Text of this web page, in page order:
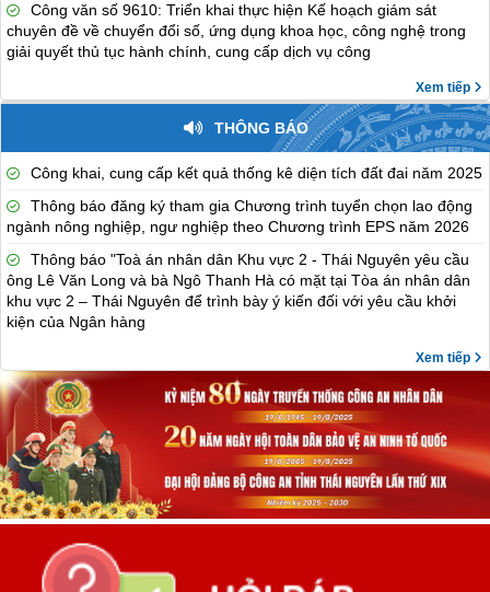
Công văn số 9610: Triển khai thực hiện Kế hoạch giám sát
chuyên đề về chuyển đổi số, ứng dụng khoa học, công nghệ trong
giải quyết thủ tục hành chính, cung cấp dịch vụ công
Xem tiếp
THÔNG BÁO
Công khai, cung cấp kết quả thống kê diện tích đất đai năm 2025
Thông báo đăng ký tham gia Chương trình tuyển chọn lao động
ngành nông nghiệp, ngư nghiệp theo Chương trình EPS năm 2026
Thông báo "Toà án nhân dân Khu vực 2 - Thái Nguyên yêu cầu
ông Lê Văn Long và bà Ngô Thanh Hà có mặt tại Tòa án nhân dân
khu vực 2 – Thái Nguyên để trình bày ý kiến đối với yêu cầu khởi
kiện của Ngân hàng
Xem tiếp